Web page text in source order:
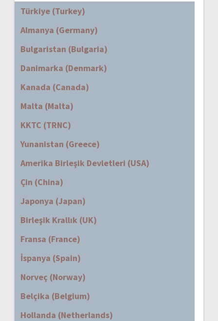
Türkiye (Turkey)
Almanya (Germany)
Bulgaristan (Bulgaria)
Danimarka (Denmark)
Kanada (Canada)
Malta (Malta)
KKTC (TRNC)
Yunanistan (Greece)
Amerika Birleşik Devletleri (USA)
Çin (China)
Japonya (Japan)
Birleşik Krallık (UK)
Fransa (France)
İspanya (Spain)
Norveç (Norway)
Belçika (Belgium)
Hollanda (Netherlands)